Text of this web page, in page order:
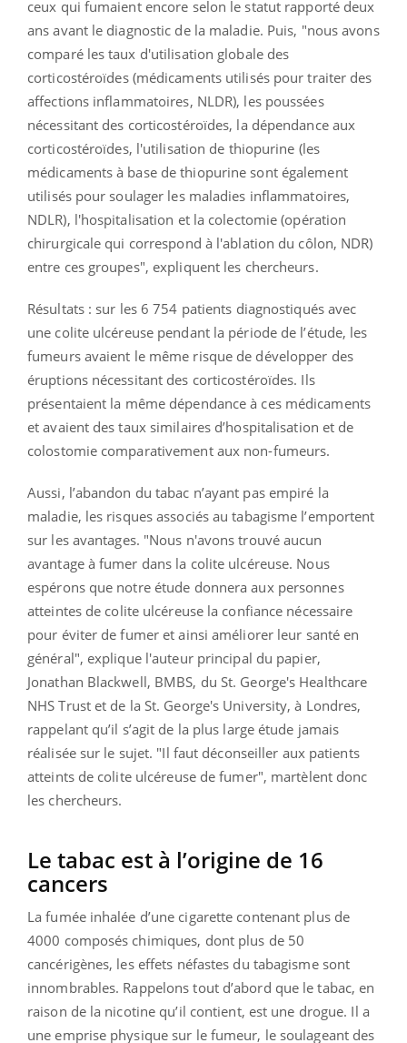
ceux qui fumaient encore selon le statut rapporté deux
ans avant le diagnostic de la maladie. Puis, "nous avons
comparé les taux d'utilisation globale des
corticostéroïdes (médicaments utilisés pour traiter des
affections inflammatoires, NLDR), les poussées
nécessitant des corticostéroïdes, la dépendance aux
corticostéroïdes, l'utilisation de thiopurine (les
médicaments à base de thiopurine sont également
utilisés pour soulager les maladies inflammatoires,
NDLR), l'hospitalisation et la colectomie (opération
chirurgicale qui correspond à l'ablation du côlon, NDR)
entre ces groupes", expliquent les chercheurs.
Résultats : sur les 6 754 patients diagnostiqués avec
une colite ulcéreuse pendant la période de l’étude, les
fumeurs avaient le même risque de développer des
éruptions nécessitant des corticostéroïdes. Ils
présentaient la même dépendance à ces médicaments
et avaient des taux similaires d’hospitalisation et de
colostomie comparativement aux non-fumeurs.
Aussi, l’abandon du tabac n’ayant pas empiré la
maladie, les risques associés au tabagisme l’emportent
sur les avantages. "Nous n'avons trouvé aucun
avantage à fumer dans la colite ulcéreuse. Nous
espérons que notre étude donnera aux personnes
atteintes de colite ulcéreuse la confiance nécessaire
pour éviter de fumer et ainsi améliorer leur santé en
général", explique l'auteur principal du papier,
Jonathan Blackwell, BMBS, du St. George's Healthcare
NHS Trust et de la St. George's University, à Londres,
rappelant qu’il s’agit de la plus large étude jamais
réalisée sur le sujet. "Il faut déconseiller aux patients
atteints de colite ulcéreuse de fumer", martèlent donc
les chercheurs.
Le tabac est à l’origine de 16
cancers
La fumée inhalée d’une cigarette contenant plus de
4000 composés chimiques, dont plus de 50
cancérigènes, les effets néfastes du tabagisme sont
innombrables. Rappelons tout d’abord que le tabac, en
raison de la nicotine qu’il contient, est une drogue. Il a
une emprise physique sur le fumeur, le soulageant des